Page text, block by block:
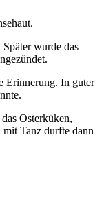
wurde das
Erinnerung. In guter
Osterküken,
Tanz durfte dann